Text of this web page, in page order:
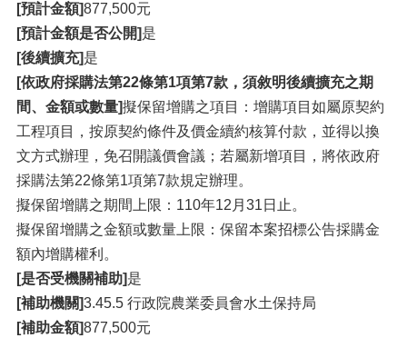
[預計金額]877,500元
[預計金額是否公開]是
[後續擴充]是
[依政府採購法第22條第1項第7款，須敘明後續擴充之期
間、金額或數量]擬保留增購之項目：增購項目如屬原契約
工程項目，按原契約條件及價金續約核算付款，並得以換
文方式辦理，免召開議價會議；若屬新增項目，將依政府
採購法第22條第1項第7款規定辦理。
擬保留增購之期間上限：110年12月31日止。
擬保留增購之金額或數量上限：保留本案招標公告採購金
額內增購權利。
[是否受機關補助]是
[補助機關]3.45.5 行政院農業委員會水土保持局
[補助金額]877,500元